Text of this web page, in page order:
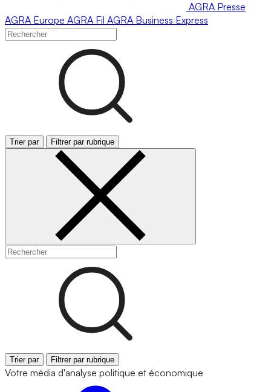
AGRA Presse
AGRA Europe AGRA Fil AGRA Business Express
Trier par Filtrer par rubrique
Trier par Filtrer par rubrique
Votre média d'analyse politique et économique